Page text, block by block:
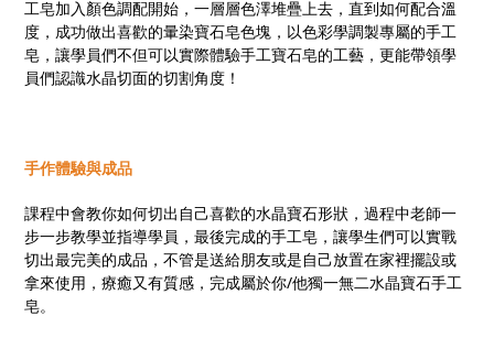
工皂加入顏色調配開始，一層層色澤堆疊上去，直到如何配合溫
度，成功做出喜歡的暈染寶石皂色塊，以色彩學調製專屬的手工
皂，讓學員們不但可以實際體驗手工寶石皂的工藝，更能帶領學
員們認識水晶切面的切割角度！
手作體驗與成品
課程中會教你如何切出自己喜歡的水晶寶石形狀，過程中老師一
步一步教學並指導學員，最後完成的手工皂，讓學生們可以實戰
切出最完美的成品，不管是送給朋友或是自己放置在家裡擺設或
拿來使用，療癒又有質感，完成屬於你/他獨一無二水晶寶石手工
皂。